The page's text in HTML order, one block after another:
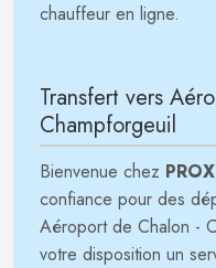
chauffeur en ligne.
Transfert vers
Champforgeuil
Bienvenue chez
confiance pour des
Aéroport de Chalon -
votre disposition un